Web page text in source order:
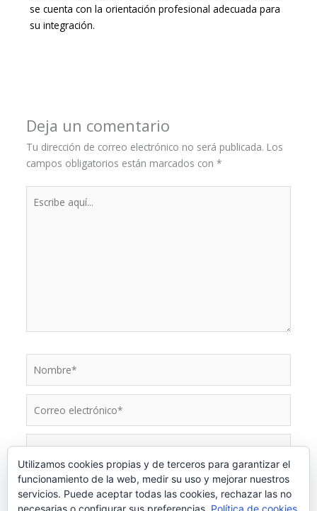
se cuenta con la orientación profesional adecuada para
su integración.
Deja un comentario
Tu dirección de correo electrónico no será publicada. Los
campos obligatorios están marcados con *
aquí...
electrónico*
Guarda mi nombre, correo electrónico y web en este
navegador para la próxima vez que comente.
Utilizamos cookies propias y de terceros para garantizar el
funcionamiento de la web, medir su uso y mejorar nuestros
servicios. Puede aceptar todas las cookies, rechazar las no
necesarias o configurar sus preferencias. Política de cookies